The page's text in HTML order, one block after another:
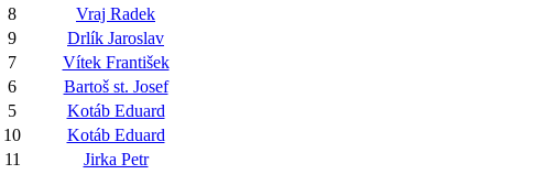
8
Vraj Radek
9
Drlík Jaroslav
7
Vítek František
6
Bartoš st. Josef
5
Kotáb Eduard
10
Kotáb Eduard
11
Jirka Petr